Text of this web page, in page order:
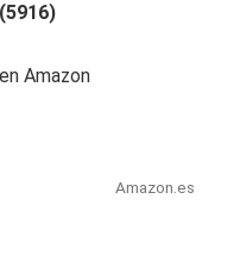
Amazon
Amazon.es